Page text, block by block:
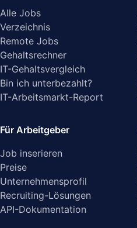
Alle Jobs
Verzeichnis
Remote Jobs
Gehaltsrechner
IT-Gehaltsvergleich
Bin ich unterbezahlt?
IT-Arbeitsmarkt-Report
Für Arbeitgeber
Job inserieren
Preise
Unternehmensprofil
Recruiting-Lösungen
API-Dokumentation